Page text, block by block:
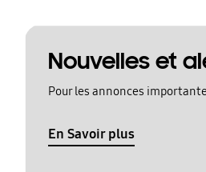
Nouvelles et
Pour les annonces
En Savoir plus